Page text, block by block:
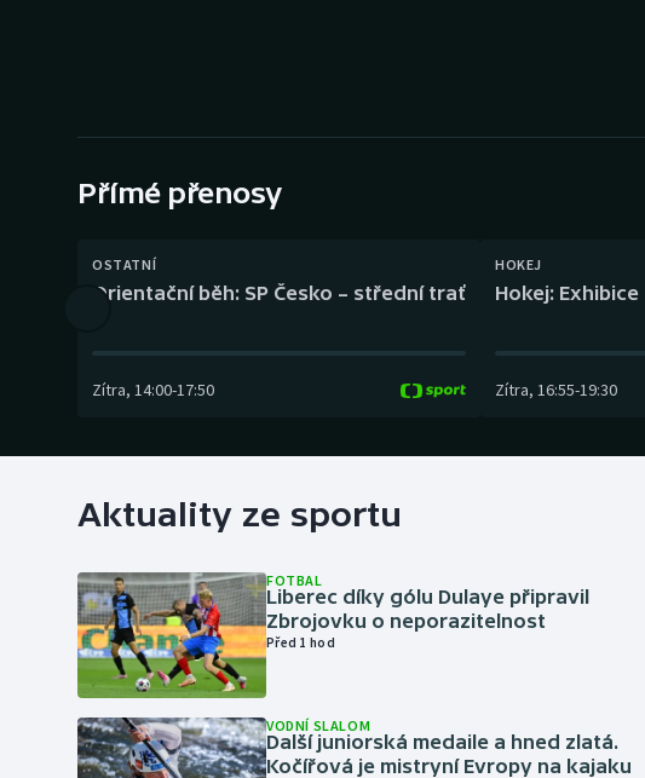
Gymnastika
Přímé přenosy
OSTATNÍ
Orientační běh: SP Česko – střední trať
Zítra, 14:00-17:50
HOKEJ
Hokej:
Zítra, 16:55-19:30
Aktuality ze sportu
FOTBAL
Liberec díky gólu Dulaye připravil
Zbrojovku o neporazitelnost
Před 1 hod
VODNÍ SLALOM
Další juniorská medaile a hned zlatá.
Kočířová je mistryní Evropy na kajaku